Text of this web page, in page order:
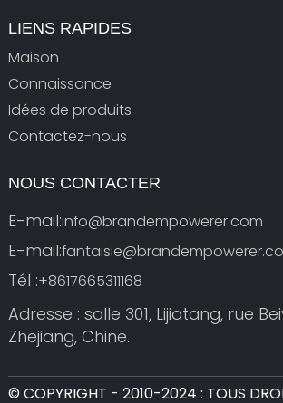
LIENS RAPIDES
Maison
Connaissance
Idées de produits
Contactez-nous
NOUS CONTACTER
E-mail:info@brandempowerer.com
E-mail:
Tél :+8617665311168
Adresse : salle 301, Lijiatang, rue
Zhejiang, Chine.
© COPYRIGHT - 2010-2024 : TOUS